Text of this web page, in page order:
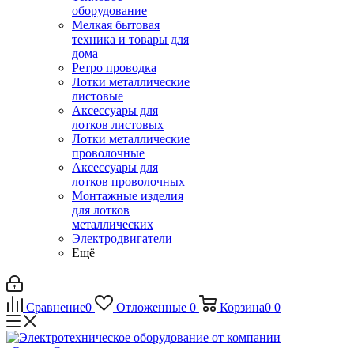
оборудование
Мелкая бытовая
техника и товары для
дома
Ретро проводка
Лотки металлические
листовые
Аксессуары для
лотков листовых
Лотки металлические
проволочные
Аксессуары для
лотков проволочных
Монтажные изделия
для лотков
металлических
Электродвигатели
Ещё
Сравнение0 Отложенные 0 Корзина0 0